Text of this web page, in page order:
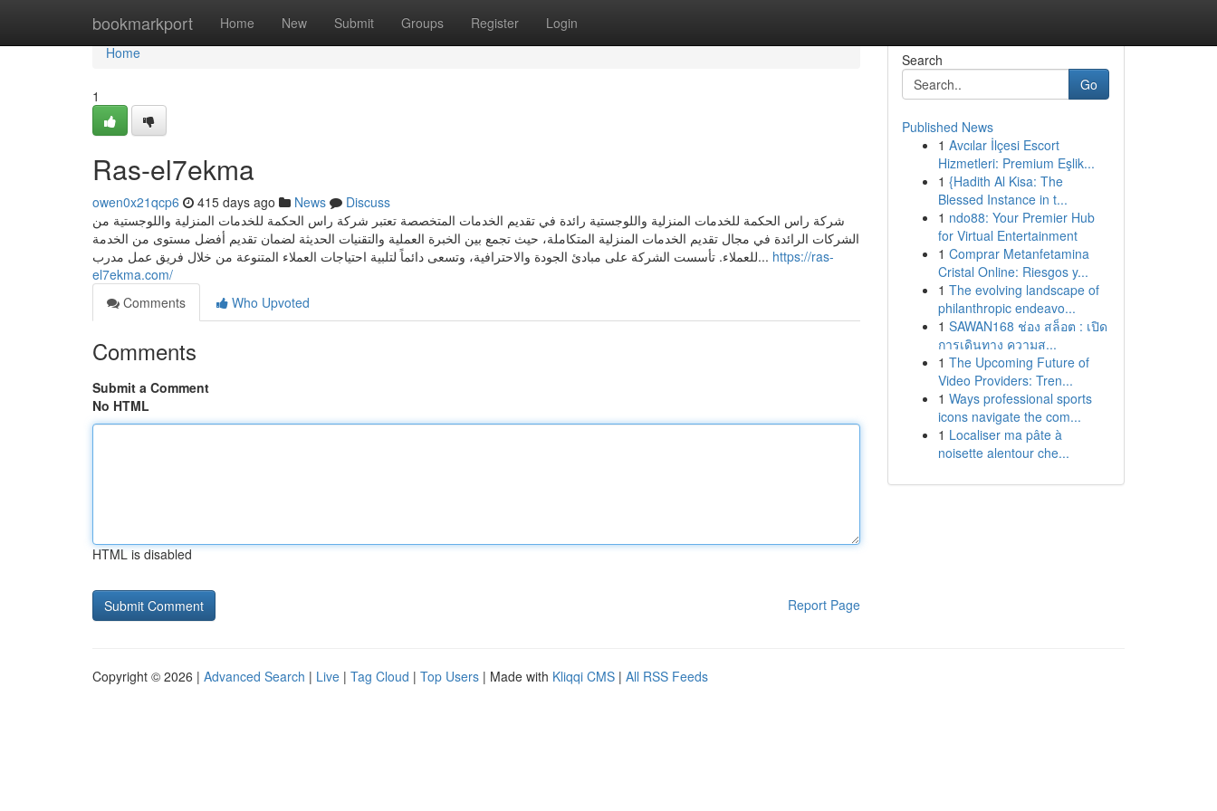
bookmarkport Home New Submit Groups Register Login
Home
Home
1
Ras-el7ekma
owen0x21qcp6 415 days ago News
Discuss
شركة راس الحكمة للخدمات المنزلية واللوجستية رائدة في تقديم الخدمات المتخصصة تعتبر شركة راس الحكمة للخدمات المنزلية واللوجستية من
الشركات الرائدة في مجال تقديم الخدمات المنزلية المتكاملة، حيث تجمع بين الخبرة العملية والتقنيات الحديثة لضمان تقديم أفضل مستوى من الخدمة
للعملاء. تأسست الشركة على مبادئ الجودة والاحترافية، وتسعى دائماً لتلبية احتياجات العملاء المتنوعة من خلال فريق عمل مدرب... https://ras-
el7ekma.com/
Comments
Who Upvoted
Comments
Submit a Comment
No HTML
HTML is disabled
Report Page
Search
Go
Published News
1 Avcılar İlçesi Escort
Hizmetleri: Premium Eşlik...
1 {Hadith Al Kisa: The
Blessed Instance in t...
1 ndo88: Your Premier Hub
for Virtual Entertainment
1 Comprar Metanfetamina
Cristal Online: Riesgos y...
1 The evolving landscape of
philanthropic endeavo...
1 SAWAN168 ช่อง สล็อต : เปิด
การเดินทาง ความส...
1 The Upcoming Future of
Video Providers: Tren...
1 Ways professional sports
icons navigate the com...
1 Localiser ma pâte à
noisette alentour che...
Copyright © 2026 | Advanced Search | Live | Tag Cloud | Top Users | Made with Kliqqi CMS | All RSS Feeds